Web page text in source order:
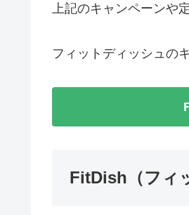
上記のキャンペーンや
フィットディッシュの
FitDish（フィ